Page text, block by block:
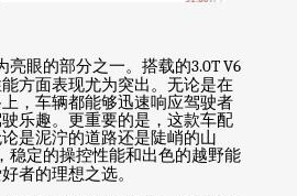
亮眼的部分之一。搭载的3.0T V6
方面表现尤为突出。无论是在
，车辆都能够迅速响应驾驶者
乐趣。更重要的是，这款车配
是泥泞的道路还是陡峭的山
稳定的操控性能和出色的越野能
者的理想之选。